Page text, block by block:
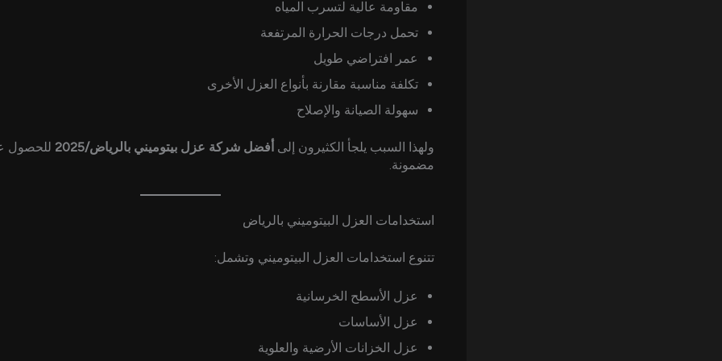
مقاومة عالية لتسرب المياه
تحمل درجات الحرارة المرتفعة
عمر افتراضي طويل
تكلفة مناسبة مقارنة بأنواع العزل الأخرى
سهولة الصيانة والإصلاح
ولهذا السبب يلجأ الكثيرون إلى أفضل شركة عزل بيتوميني بالرياض/2025
للحصول
مضمونة.
استخدامات العزل البيتوميني بالرياض
تتنوع استخدامات العزل البيتوميني وتشمل:
عزل الأسطح الخرسانية
عزل الأساسات
عزل الخزانات الأرضية والعلوية